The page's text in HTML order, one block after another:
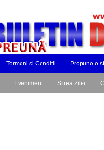
Termeni si Conditii Propune o
Eveniment Stirea Zilei